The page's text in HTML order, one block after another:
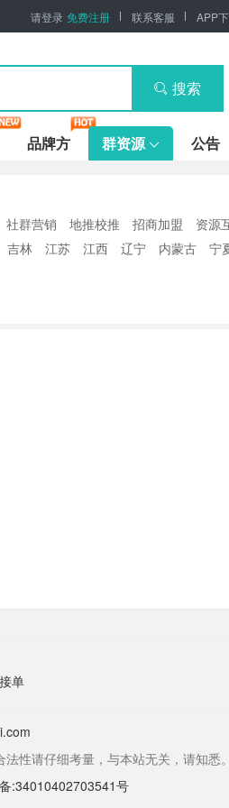
请登录 免费注册 联系客服 APP
搜索
品牌方 群资源 公告
社群营销 地推校推 招商加盟
资源
吉林 江苏 江西 辽宁 内蒙古 宁
单
性请仔细考量，与本站无关，请知悉。
:34010402703541号